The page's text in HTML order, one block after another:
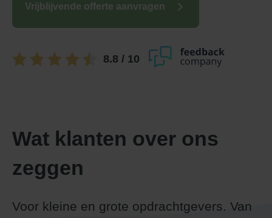
Vrijblijvende offerte aanvragen
8.8 / 10
Wat klanten over ons
zeggen
Voor kleine en grote opdrachtgevers. Van